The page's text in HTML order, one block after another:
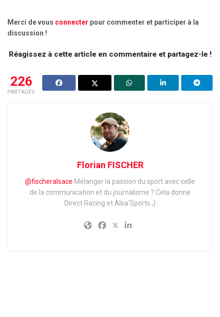
Merci de vous connecter pour commenter et participer à la
discussion !
Réagissez à cette article en commentaire et partagez-le !
226
PARTAGES
Florian FISCHER
@fischeralsace Mélanger la passion du sport avec celle
de la communication et du journalisme ? Cela donne
Direct Racing et Alsa'Sports ;)